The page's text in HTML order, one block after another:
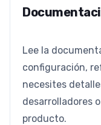
Lee la
configuración,
necesites
desarrolladores
producto.